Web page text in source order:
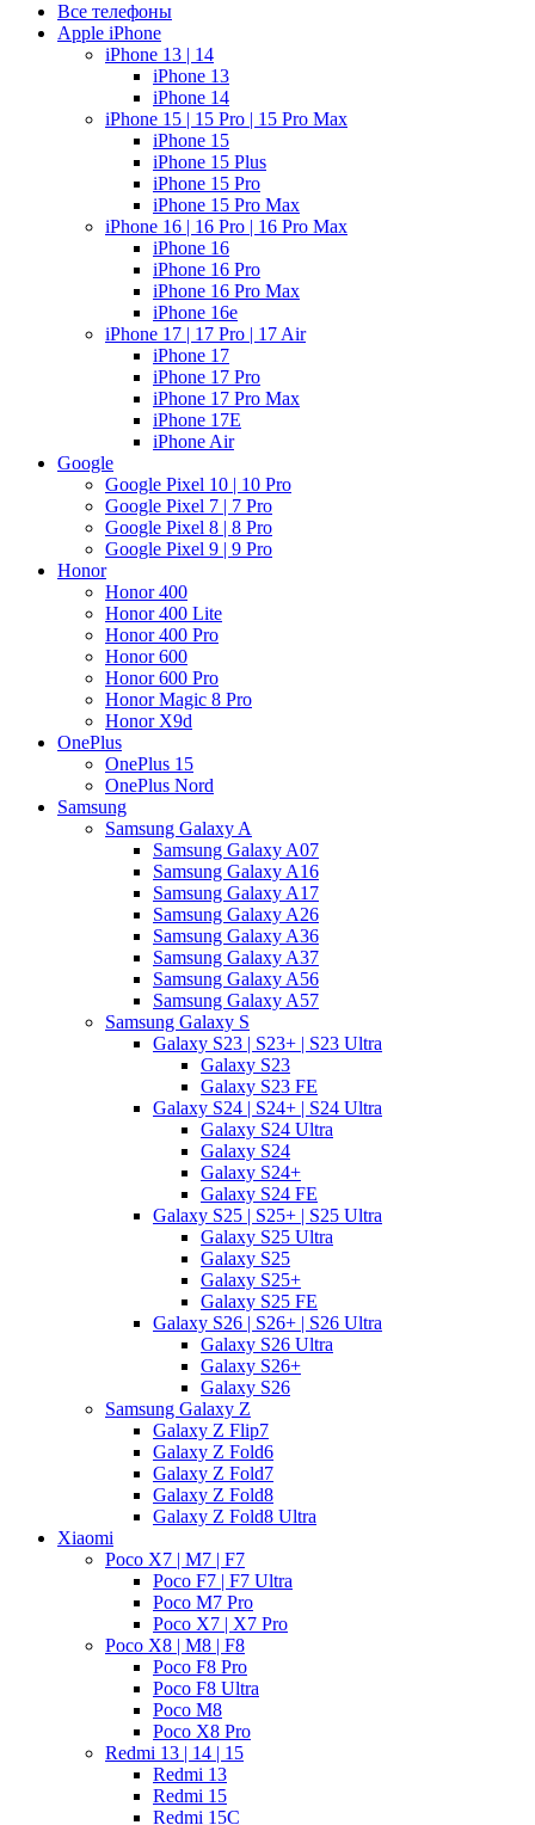
Все телефоны
Apple iPhone
iPhone 13 | 14
iPhone 13
iPhone 14
iPhone 15 | 15 Pro | 15 Pro Max
iPhone 15
iPhone 15 Plus
iPhone 15 Pro
iPhone 15 Pro Max
iPhone 16 | 16 Pro | 16 Pro Max
iPhone 16
iPhone 16 Pro
iPhone 16 Pro Max
iPhone 16e
iPhone 17 | 17 Pro | 17 Air
iPhone 17
iPhone 17 Pro
iPhone 17 Pro Max
iPhone 17E
iPhone Air
Google
Google Pixel 10 | 10 Pro
Google Pixel 7 | 7 Pro
Google Pixel 8 | 8 Pro
Google Pixel 9 | 9 Pro
Honor
Honor 400
Honor 400 Lite
Honor 400 Pro
Honor 600
Honor 600 Pro
Honor Magic 8 Pro
Honor X9d
OnePlus
OnePlus 15
OnePlus Nord
Samsung
Samsung Galaxy A
Samsung Galaxy A07
Samsung Galaxy A16
Samsung Galaxy A17
Samsung Galaxy A26
Samsung Galaxy A36
Samsung Galaxy A37
Samsung Galaxy A56
Samsung Galaxy A57
Samsung Galaxy S
Galaxy S23 | S23+ | S23 Ultra
Galaxy S23
Galaxy S23 FE
Galaxy S24 | S24+ | S24 Ultra
Galaxy S24 Ultra
Galaxy S24
Galaxy S24+
Galaxy S24 FE
Galaxy S25 | S25+ | S25 Ultra
Galaxy S25 Ultra
Galaxy S25
Galaxy S25+
Galaxy S25 FE
Galaxy S26 | S26+ | S26 Ultra
Galaxy S26 Ultra
Galaxy S26+
Galaxy S26
Samsung Galaxy Z
Galaxy Z Flip7
Galaxy Z Fold6
Galaxy Z Fold7
Galaxy Z Fold8
Galaxy Z Fold8 Ultra
Xiaomi
Poco X7 | M7 | F7
Poco F7 | F7 Ultra
Poco M7 Pro
Poco X7 | X7 Pro
Poco X8 | M8 | F8
Poco F8 Pro
Poco F8 Ultra
Poco M8
Poco X8 Pro
Redmi 13 | 14 | 15
Redmi 13
Redmi 15
Redmi 15C